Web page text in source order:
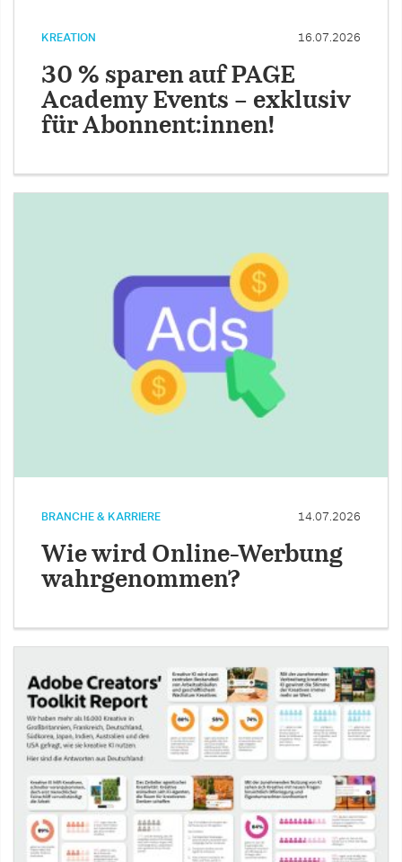
KREATION 16.07.2026
30 % sparen auf PAGE
Academy Events – exklusiv
für Abonnent:innen!
BRANCHE & KARRIERE 14.07.2026
Wie wird Online-Werbung
wahrgenommen?